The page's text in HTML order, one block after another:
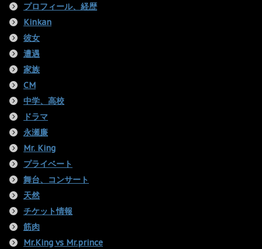
プロフィール、経歴
Kinkan
彼女
遭遇
家族
CM
中学、高校
ドラマ
永瀬廉
Mr. King
プライベート
舞台、コンサート
天然
チケット情報
筋肉
Mr.King vs Mr.prince